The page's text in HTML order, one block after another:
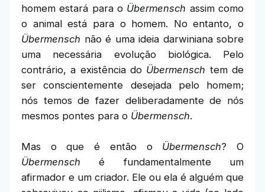
homem estará para o Übermensch assim como
o animal está para o homem. No entanto, o
Übermensch não é uma ideia darwiniana sobre
uma necessária evolução biológica. Pelo
contrário, a existência do Übermensch tem de
ser conscientemente desejada pelo homem;
nós temos de fazer deliberadamente de nós
mesmos pontes para o Übermensch.
Mas o que é então o Übermensch? O
Übermensché fundamentalmente um
afirmador e um criador. Ele ou ela é alguém que